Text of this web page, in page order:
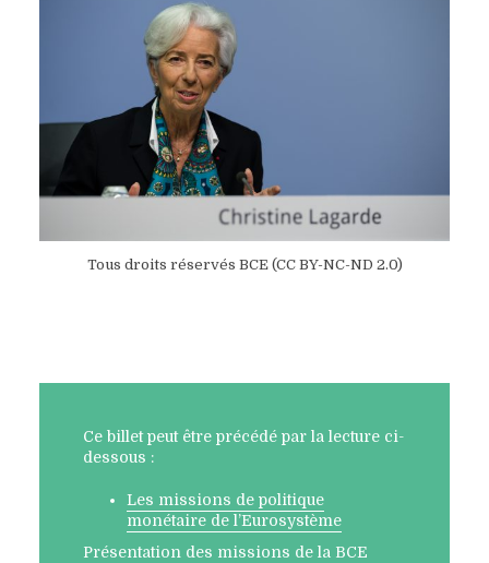
Tous droits réservés BCE (CC BY-NC-ND 2.0)
Ce billet peut être précédé par la lecture ci-
dessous :
Les missions de politique
monétaire de l’Eurosystème
Présentation des missions de la BCE